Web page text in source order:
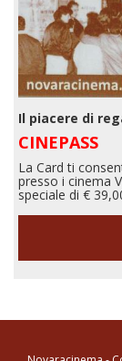
Il piacere di
CINEPASS
La Card ti
presso i cinema
speciale di €